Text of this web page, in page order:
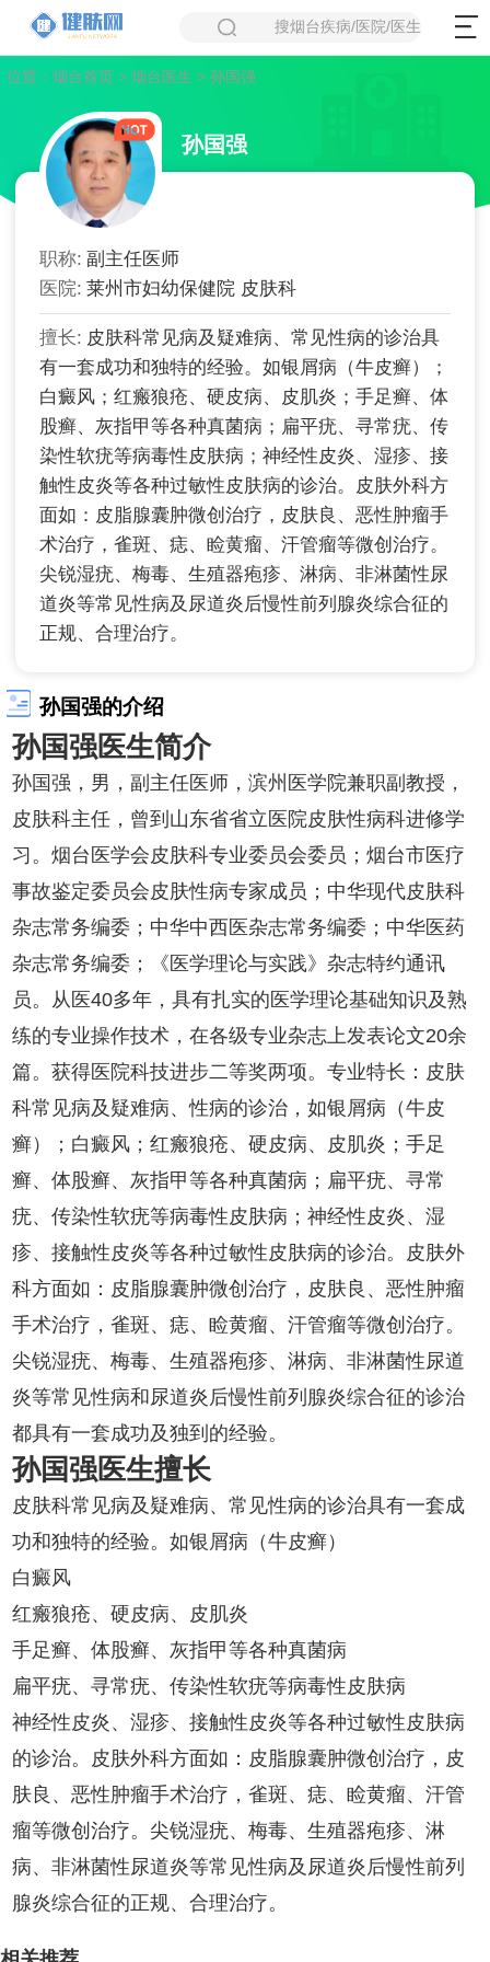
搜烟台疾病/医院/医生
位置： 烟台首页> 烟台医生 > 孙国强
孙国强
职称: 副主任医师
医院: 莱州市妇幼保健院 皮肤科
擅长: 皮肤科常见病及疑难病、常见性病的诊治具
有一套成功和独特的经验。如银屑病（牛皮癣）；
白癜风；红瘢狼疮、硬皮病、皮肌炎；手足癣、体
股癣、灰指甲等各种真菌病；扁平疣、寻常疣、传
染性软疣等病毒性皮肤病；神经性皮炎、湿疹、接
触性皮炎等各种过敏性皮肤病的诊治。皮肤外科方
面如：皮脂腺囊肿微创治疗，皮肤良、恶性肿瘤手
术治疗，雀斑、痣、睑黄瘤、汗管瘤等微创治疗。
尖锐湿疣、梅毒、生殖器疱疹、淋病、非淋菌性尿
道炎等常见性病及尿道炎后慢性前列腺炎综合征的
正规、合理治疗。
孙国强的介绍
孙国强医生简介
孙国强，男，副主任医师，滨州医学院兼职副教授，
皮肤科主任，曾到山东省省立医院皮肤性病科进修学
习。烟台医学会皮肤科专业委员会委员；烟台市医疗
事故鉴定委员会皮肤性病专家成员；中华现代皮肤科
杂志常务编委；中华中西医杂志常务编委；中华医药
杂志常务编委；《医学理论与实践》杂志特约通讯
员。从医40多年，具有扎实的医学理论基础知识及熟
练的专业操作技术，在各级专业杂志上发表论文20余
篇。获得医院科技进步二等奖两项。专业特长：皮肤
科常见病及疑难病、性病的诊治，如银屑病（牛皮
癣）；白癜风；红瘢狼疮、硬皮病、皮肌炎；手足
癣、体股癣、灰指甲等各种真菌病；扁平疣、寻常
疣、传染性软疣等病毒性皮肤病；神经性皮炎、湿
疹、接触性皮炎等各种过敏性皮肤病的诊治。皮肤外
科方面如：皮脂腺囊肿微创治疗，皮肤良、恶性肿瘤
手术治疗，雀斑、痣、睑黄瘤、汗管瘤等微创治疗。
尖锐湿疣、梅毒、生殖器疱疹、淋病、非淋菌性尿道
炎等常见性病和尿道炎后慢性前列腺炎综合征的诊治
都具有一套成功及独到的经验。
孙国强医生擅长
皮肤科常见病及疑难病、常见性病的诊治具有一套成
功和独特的经验。如银屑病（牛皮癣）
白癜风
红瘢狼疮、硬皮病、皮肌炎
手足癣、体股癣、灰指甲等各种真菌病
扁平疣、寻常疣、传染性软疣等病毒性皮肤病
神经性皮炎、湿疹、接触性皮炎等各种过敏性皮肤病
的诊治。皮肤外科方面如：皮脂腺囊肿微创治疗，皮
肤良、恶性肿瘤手术治疗，雀斑、痣、睑黄瘤、汗管
瘤等微创治疗。尖锐湿疣、梅毒、生殖器疱疹、淋
病、非淋菌性尿道炎等常见性病及尿道炎后慢性前列
腺炎综合征的正规、合理治疗。